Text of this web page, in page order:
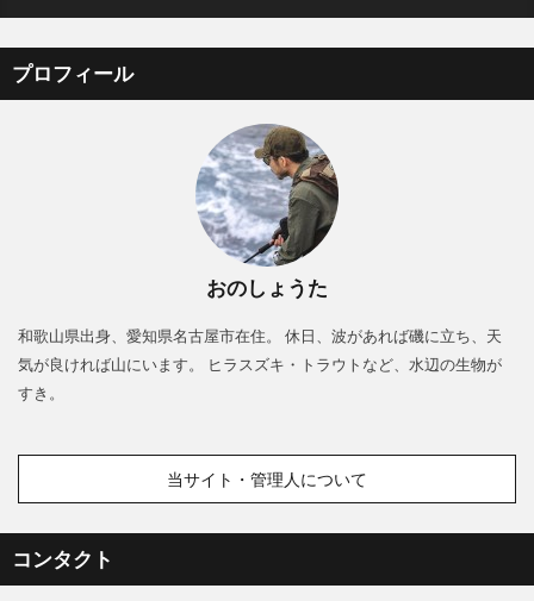
プロフィール
おのしょうた
和歌山県出身、愛知県名古屋市在住。 休日、波があれば磯に立ち、天
気が良ければ山にいます。 ヒラスズキ・トラウトなど、水辺の生物が
すき。
当サイト・管理人について
コンタクト